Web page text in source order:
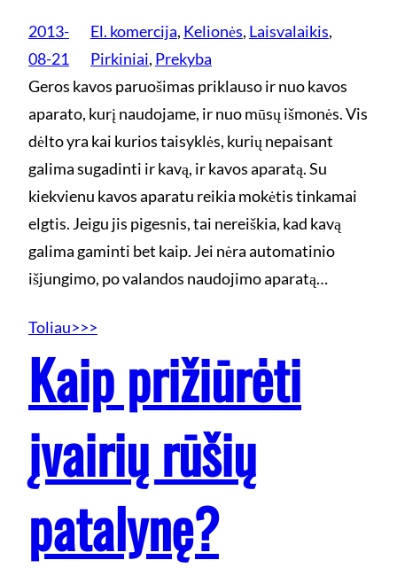
2013-
08-21
El. komercija, Kelionės, Laisvalaikis
Pirkiniai, Prekyba
Geros kavos paruošimas priklauso ir nuo kavos
aparato, kurį naudojame, ir nuo mūsų išmonės. Vis
dėlto yra kai kurios taisyklės, kurių nepaisant
galima sugadinti ir kavą, ir kavos aparatą. Su
kiekvienu kavos aparatu reikia mokėtis tinkamai
elgtis. Jeigu jis pigesnis, tai nereiškia, kad kavą
galima gaminti bet kaip. Jei nėra automatinio
išjungimo, po valandos naudojimo aparatą…
Toliau>>>
Kaip prižiūrėti
įvairių rūšių
patalynę?